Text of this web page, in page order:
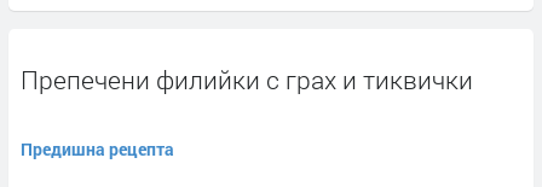
Препечени филийки с грах и тиквички
Предишна рецепта